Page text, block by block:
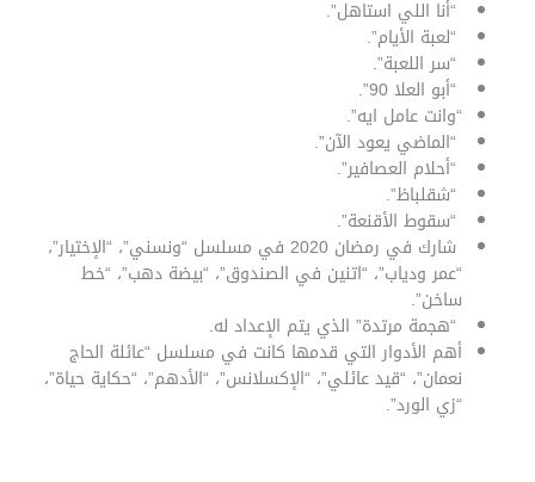
“أنا اللي استاهل”.
“لعبة الأيام”.
“سر اللعبة”.
“أبو العلا 90”.
“وانت عامل ايه”.
“الماضي يعود الآن”.
“أحلام العصافير”.
“شقلباظ”.
“سقوط الأقنعة”.
شارك في رمضان 2020 في مسلسل “ونسني”، “الإختيار”،
“عمر ودياب”، “اتنين في الصندوق”، “بيضة دهب”، “خط
ساخن”.
“هجمة مرتدة” الذي يتم الإعداد له.
أهم الأدوار التي قدمها كانت في مسلسل “عائلة الحاج
نعمان”، “قيد عائلي”، “الإكسلانس”، “الأدهم”، “حكاية حياة”،
“زي الورد”.